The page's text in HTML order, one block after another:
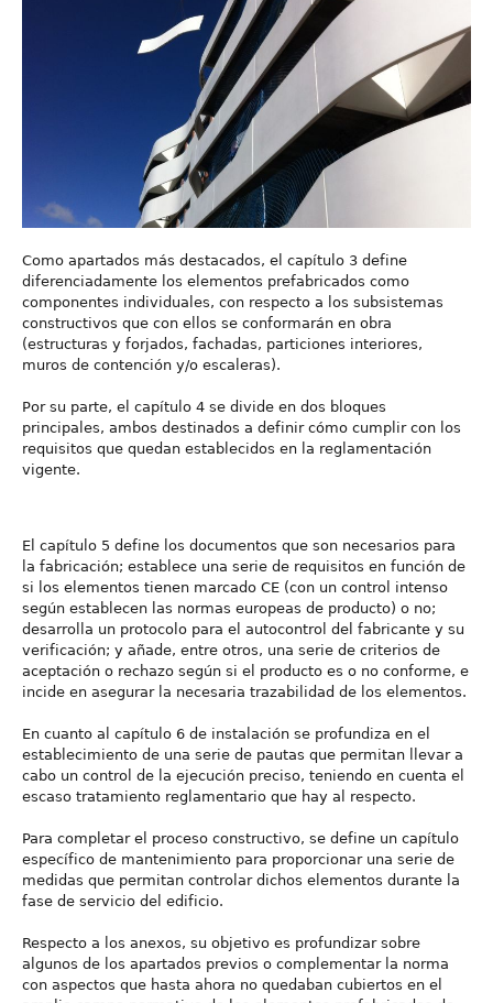
Como apartados más destacados, el capítulo 3 define
diferenciadamente los elementos prefabricados como
componentes individuales, con respecto a los subsistemas
constructivos que con ellos se conformarán en obra
(estructuras y forjados, fachadas, particiones interiores,
muros de contención y/o escaleras).
Por su parte, el capítulo 4 se divide en dos bloques
principales, ambos destinados a definir cómo cumplir con los
requisitos que quedan establecidos en la reglamentación
vigente.
El capítulo 5 define los documentos que son necesarios para
la fabricación; establece una serie de requisitos en función de
si los elementos tienen marcado CE (con un control intenso
según establecen las normas europeas de producto) o no;
desarrolla un protocolo para el autocontrol del fabricante y su
verificación; y añade, entre otros, una serie de criterios de
aceptación o rechazo según si el producto es o no conforme, e
incide en asegurar la necesaria trazabilidad de los elementos.
En cuanto al capítulo 6 de instalación se profundiza en el
establecimiento de una serie de pautas que permitan llevar a
cabo un control de la ejecución preciso, teniendo en cuenta el
escaso tratamiento reglamentario que hay al respecto.
Para completar el proceso constructivo, se define un capítulo
específico de mantenimiento para proporcionar una serie de
medidas que permitan controlar dichos elementos durante la
fase de servicio del edificio.
Respecto a los anexos, su objetivo es profundizar sobre
algunos de los apartados previos o complementar la norma
con aspectos que hasta ahora no quedaban cubiertos en el